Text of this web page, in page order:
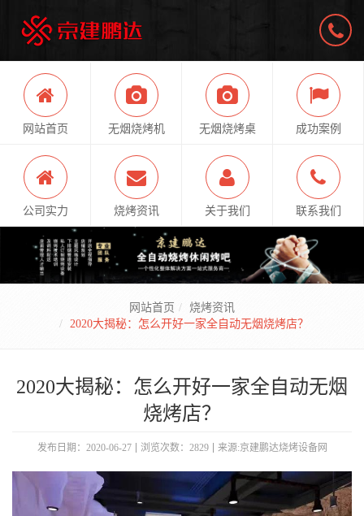
网站首页 无烟烧烤机 无烟烧烤桌 成功案例
公司实力 烧烤资讯 关于我们 联系我们
网站首页
烧烤资讯
2020大揭秘：怎么开好一家全自动无烟烧烤店？
2020大揭秘：怎么开好一家全自动无烟
烧烤店？
发布日期：2020-06-27 浏览次数：2829 来源:京建鹏达烧烤设备网